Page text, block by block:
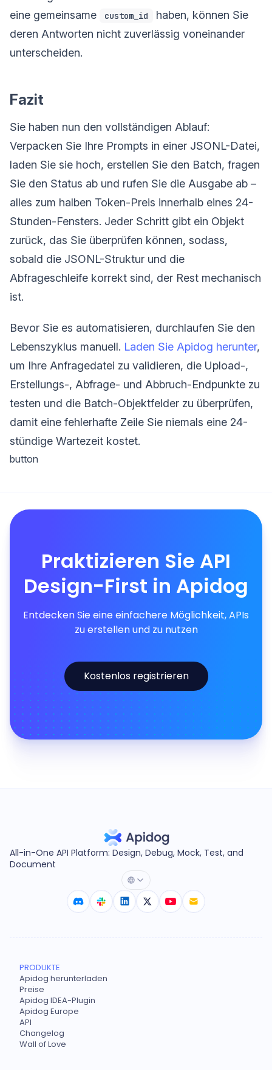
eine gemeinsame
custom_id
haben, können Sie
deren Antworten nicht zuverlässig voneinander
unterscheiden.
Fazit
Sie haben nun den vollständigen Ablauf:
Verpacken Sie Ihre Prompts in einer JSONL-Datei,
laden Sie sie hoch, erstellen Sie den Batch, fragen
Sie den Status ab und rufen Sie die Ausgabe ab –
alles zum halben Token-Preis innerhalb eines 24-
Stunden-Fensters. Jeder Schritt gibt ein Objekt
zurück, das Sie überprüfen können, sodass,
sobald die JSONL-Struktur und die
Abfrageschleife korrekt sind, der Rest mechanisch
ist.
Bevor Sie es automatisieren, durchlaufen Sie den
Lebenszyklus manuell. Laden Sie Apidog herunter,
um Ihre Anfragedatei zu validieren, die Upload-,
Erstellungs-, Abfrage- und Abbruch-Endpunkte zu
testen und die Batch-Objektfelder zu überprüfen,
damit eine fehlerhafte Zeile Sie niemals eine 24-
stündige Wartezeit kostet.
button
Praktizieren Sie API
Design-First in Apidog
Entdecken Sie eine einfachere Möglichkeit, APIs
zu erstellen und zu nutzen
Kostenlos registrieren
All-in-One API Platform: Design, Debug, Mock, Test, and
Document
PRODUKTE
Apidog herunterladen
Preise
Apidog IDEA-Plugin
Apidog Europe
API
Changelog
Wall of Love